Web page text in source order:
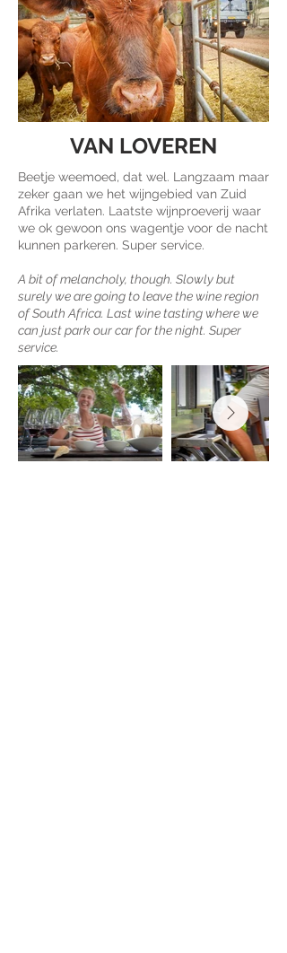
VAN LOVEREN
Beetje weemoed, dat wel. Langzaam maar
zeker gaan we het wijngebied van Zuid
Afrika verlaten. Laatste wijnproeverij waar
we ok gewoon ons wagentje voor de nacht
kunnen parkeren. Super service.
A bit of melancholy, though. Slowly but
surely we are going to leave the wine region
of South Africa. Last wine tasting where we
can just park our car for the night. Super
service.